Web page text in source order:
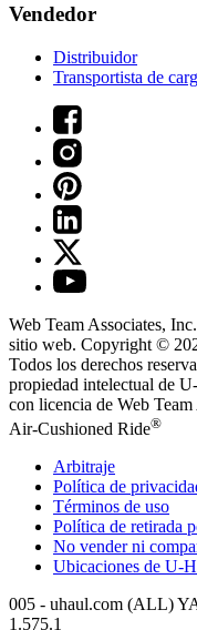
Vendedor
Distribuidor
Transportista de
Web Team Associates,
sitio web. Copyright ©
Todos los derechos
propiedad intelectual de
con licencia de Web Team
Air-Cushioned Ride®
Arbitraje
Política de
Términos de uso
Política de retirada
No vender ni
Ubicaciones de U-
005 - uhaul.com (ALL)
1.575.1